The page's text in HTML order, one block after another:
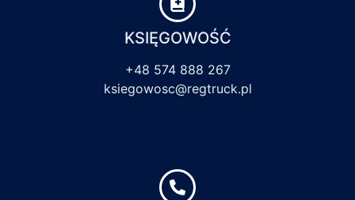
KSIĘGOWOŚĆ
+48 574 888 267
ksiegowosc@regtruck.pl